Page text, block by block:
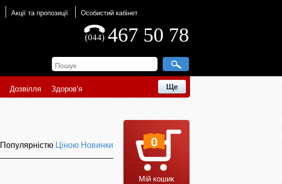
Акції та пропозиції Особистий кабінет
467 50 78
(044)
Дозвілля Здоров'я Ще
Популярністю Ціною Новинки 0
Мій кошик